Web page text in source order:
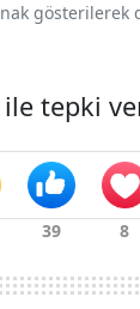
gösterilerek
tepki